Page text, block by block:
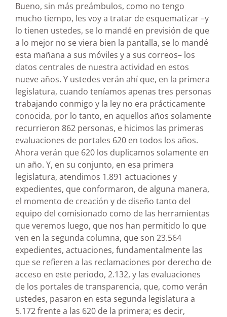
Bueno, sin más preámbulos, como no tengo
mucho tiempo, les voy a tratar de esquematizar –y
lo tienen ustedes, se lo mandé en previsión de que
a lo mejor no se viera bien la pantalla, se lo mandé
esta mañana a sus móviles y a sus correos– los
datos centrales de nuestra actividad en estos
nueve años. Y ustedes verán ahí que, en la primera
legislatura, cuando teníamos apenas tres personas
trabajando conmigo y la ley no era prácticamente
conocida, por lo tanto, en aquellos años solamente
recurrieron 862 personas, e hicimos las primeras
evaluaciones de portales 620 en todos los años.
Ahora verán que 620 los duplicamos solamente en
un año. Y, en su conjunto, en esa primera
legislatura, atendimos 1.891 actuaciones y
expedientes, que conformaron, de alguna manera,
el momento de creación y de diseño tanto del
equipo del comisionado como de las herramientas
que veremos luego, que nos han permitido lo que
ven en la segunda columna, que son 23.564
expedientes, actuaciones, fundamentalmente las
que se refieren a las reclamaciones por derecho de
acceso en este periodo, 2.132, y las evaluaciones
de los portales de transparencia, que, como verán
ustedes, pasaron en esta segunda legislatura a
5.172 frente a las 620 de la primera; es decir,